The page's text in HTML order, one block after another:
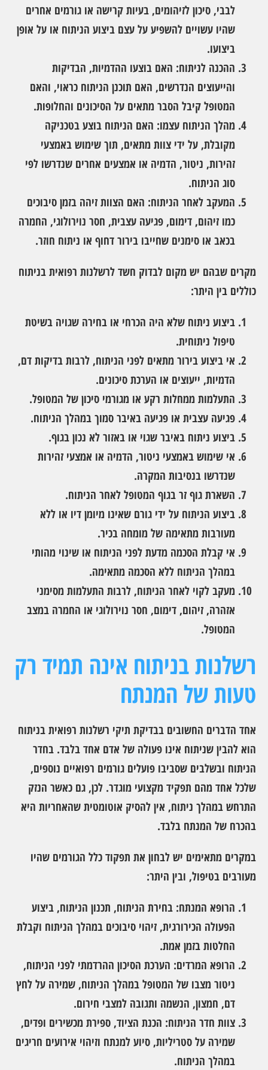
לבבי, סיכון לזיהומים, בעיות קרישה או גורמים אחרים
שהיו עשויים להשפיע על עצם ביצוע הניתוח או על אופן
ביצועו.
ההכנה לניתוח: האם בוצעו ההדמיות, הבדיקות
והייעוצים הנדרשים, האם תוכנן הניתוח כראוי, והאם
המטופל קיבל הסבר מתאים על הסיכונים והחלופות.
מהלך הניתוח עצמו: האם הניתוח בוצע בטכניקה
מקובלת, על ידי צוות מתאים, תוך שימוש באמצעי
זהירות, ניטור, הדמיה או אמצעים אחרים שנדרשו לפי
סוג הניתוח.
המעקב לאחר הניתוח: האם הצוות זיהה בזמן סיבוכים
כמו זיהום, דימום, פגיעה עצבית, חסר נוירולוגי, החמרה
בכאב או סימנים שחייבו בירור דחוף או ניתוח חוזר.
מקרים שבהם יש מקום לבדוק חשד לרשלנות רפואית בניתוח
כוללים בין היתר:
ביצוע ניתוח שלא היה הכרחי או בחירה שגויה בשיטת
טיפול ניתוחית.
אי ביצוע בירור מתאים לפני הניתוח, לרבות בדיקות דם,
הדמיות, ייעוצים או הערכת סיכונים.
התעלמות ממחלות רקע או מגורמי סיכון של המטופל.
פגיעה עצבית או פגיעה באיבר סמוך במהלך הניתוח.
ביצוע ניתוח באיבר שגוי או באזור לא נכון בגוף.
אי שימוש באמצעי ניטור, הדמיה או אמצעי זהירות
שנדרשו בנסיבות המקרה.
השארת גוף זר בגוף המטופל לאחר הניתוח.
ביצוע הניתוח על ידי גורם שאינו מיומן דיו או ללא
מעורבות מתאימה של מומחה בכיר.
אי קבלת הסכמה מדעת לפני הניתוח או שינוי מהותי
במהלך הניתוח ללא הסכמה מתאימה.
מעקב לקוי לאחר הניתוח, לרבות התעלמות מסימני
אזהרה, זיהום, דימום, חסר נוירולוגי או החמרה במצב
המטופל.
רשלנות בניתוח אינה תמיד רק
טעות של המנתח
אחד הדברים החשובים בבדיקת תיקי רשלנות רפואית בניתוח
הוא להבין שניתוח אינו פעולה של אדם אחד בלבד. בחדר
הניתוח ובשלבים שסביבו פועלים גורמים רפואיים נוספים,
שלכל אחד מהם תפקיד מקצועי מוגדר. לכן, גם כאשר הנזק
התרחש במהלך ניתוח, אין להסיק אוטומטית שהאחריות היא
בהכרח של המנתח בלבד.
במקרים מתאימים יש לבחון את תפקוד כלל הגורמים שהיו
מעורבים בטיפול, ובין היתר:
הרופא המנתח: בחירת הניתוח, תכנון הניתוח, ביצוע
הפעולה הכירורגית, זיהוי סיבוכים במהלך הניתוח וקבלת
החלטות בזמן אמת.
הרופא המרדים: הערכת הסיכון ההרדמתי לפני הניתוח,
ניטור מצבו של המטופל במהלך הניתוח, שמירה על לחץ
דם, חמצון, הנשמה ותגובה למצבי חירום.
צוות חדר הניתוח: הכנת הציוד, ספירת מכשירים ופדים,
שמירה על סטריליות, סיוע למנתח וזיהוי אירועים חריגים
במהלך הניתוח.